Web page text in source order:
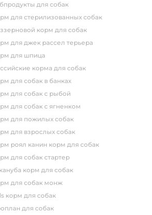
для собак
для стерилизованных собак
корм для собак
для джек рассел терьера
для шпица
корма для собак
для собак в банках
для собак с рыбой
для собак с ягненком
для пожилых собак
для взрослых собак
роял канин корм для собак
для собак стартер
корм для собак
для собак монж
корм для собак
для собак